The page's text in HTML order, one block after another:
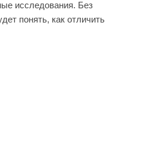
исследования. Без
понять, как отличить